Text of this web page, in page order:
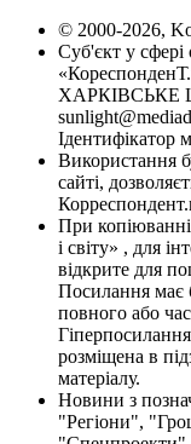
© 2000-2026,
Суб'єкт у сфері
ХАРКІВСЬКЕ
Ідентифікатор
Використання
сайті,
При копіюванні
і світу» , для
відкрите для
Посилання має
повного або
розміщена в
матеріалу.
Новини з
"Регіони",